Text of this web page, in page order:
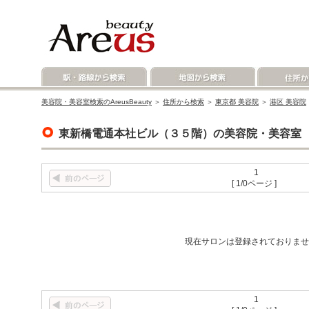
美容院・美容室検索のAreusBeauty ＞ 住所から検索 ＞ 東京都 美容院 ＞ 港区 美容院
東新橋電通本社ビル（３５階）の美容院・美容室
1
[ 1/0ページ ]
現在サロンは登録されておりま
1